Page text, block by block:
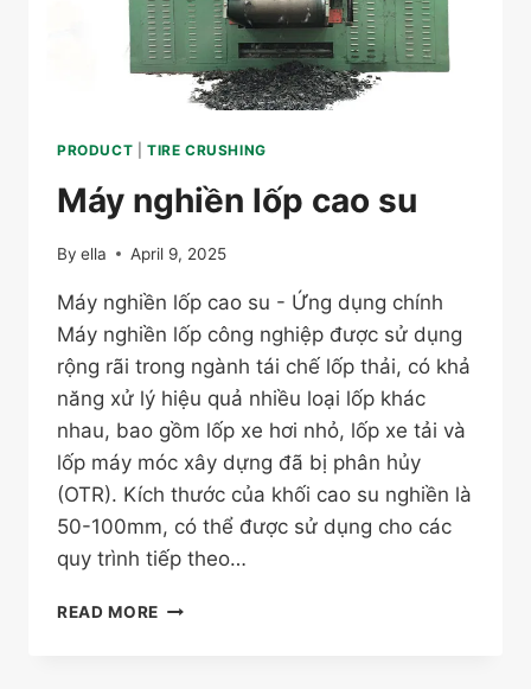
PRODUCT TIRE CRUSHING
Máy nghiền lốp cao su
By ella April 9, 2025
Máy nghiền lốp cao su - Ứng dụng chính
Máy nghiền lốp công nghiệp được sử dụng
rộng rãi trong ngành tái chế lốp thải, có khả
năng xử lý hiệu quả nhiều loại lốp khác
nhau, bao gồm lốp xe hơi nhỏ, lốp xe tải và
lốp máy móc xây dựng đã bị phân hủy
(OTR). Kích thước của khối cao su nghiền là
50-100mm, có thể được sử dụng cho các
quy trình tiếp theo…
READ MORE MÁY